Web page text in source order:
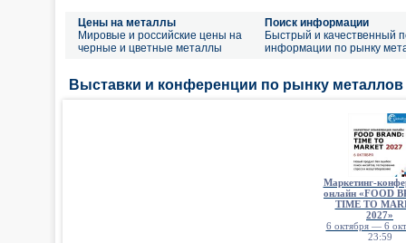
Цены на металлы
Мировые и российские цены на
черные и цветные металлы
Поиск информации
Быстрый и качественный
информации по рынку
Выставки и конференции по рынку
Маркетинг-
онлайн «FOOD
TIME TO
2027»
6 октября — 6
23:59